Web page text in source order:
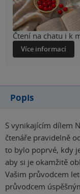
Čtení na chatu i k
Více informací
Popis
S vynikajícím dílem
čtenáře pravidelně
to bylo poprvé, kdy
aby si je okamžitě
Vašim průvodcem
průvodcem